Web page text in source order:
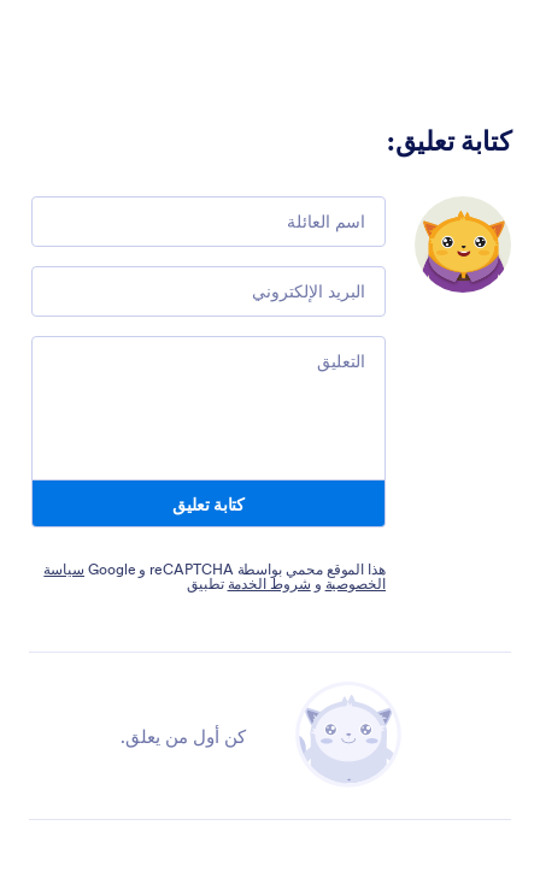
كتابة تعليق:
Comment
Email
Comment
كتابة تعليق
هذا الموقع محمي بواسطة reCAPTCHA و Google
سياسة
الخصوصية و شروط الخدمة تطبيق
كن أول من يعلق.